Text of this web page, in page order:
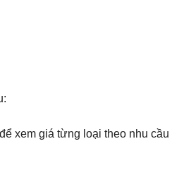
xem giá từng loại theo nhu